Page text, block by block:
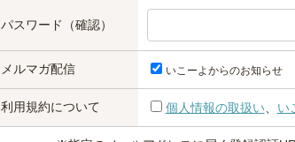
パスワード（確認）
メルマガ配信 いこーよからのお知らせ
利用規約について 個人情報の取扱い、 い